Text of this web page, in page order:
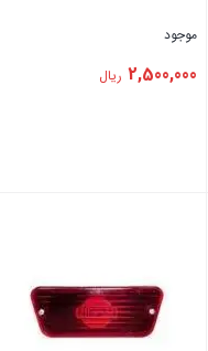
موجود
2,500,000 ریال